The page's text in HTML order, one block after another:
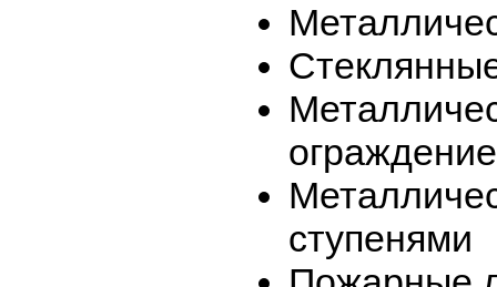
ступенями